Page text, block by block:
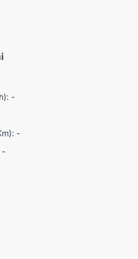
non rappresentano in alcun
-
-
-